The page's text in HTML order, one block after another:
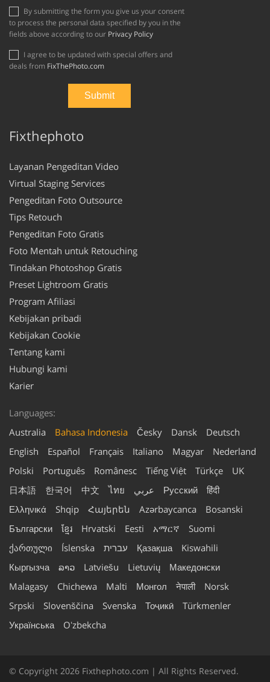
to process the personal data specified by you in the
fields above according to our Privacy Policy
deals from FixThePhoto.com
Fixthephoto
Layanan Pengeditan Video
Virtual Staging Services
Pengeditan Foto Outsource
Tips Retouch
Pengeditan Foto Gratis
Foto Mentah untuk Retouching
Tindakan Photoshop Gratis
Preset Lightroom Gratis
Program Afiliasi
Kebijakan pribadi
Kebijakan Cookie
Tentang kami
Hubungi kami
Karier
Languages:
Australia
Bahasa Indonesia Česky Dansk
Deutsch
English
Español Français Italiano Magyar
Nederland
Polski
Português Românesc Tiếng Việt Türkçe
UK
日本語
한국어 中文 ไทย عربي Русский
हिंदी
Ελληνικά
Shqip Հայերեն Azərbaycanca
Bosanski
Български
ខ្មែរ Hrvatski Eesti አማርኛ
Suomi
ქართული
Íslenska עברית Қазақша
Kiswahili
Кыргызча
ລາວ Latviešu Lietuvių
Македонски
Malagasy
Chichewa Malti Монгол नेपाली
Norsk
Srpski
Slovenščina Svenska Тоҷикӣ
Türkmenler
Українська
Oʻzbekcha
© Copyright 2026 Fixthephoto.com | All Rights Reserved.